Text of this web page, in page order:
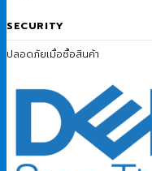
SECURITY
ปลอดภัยเมื่อซื้อสินค้า